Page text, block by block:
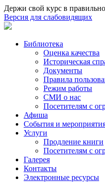
Держи свой курс в
Версия для слабовидящих
Библиотека
Оценка качества
Историческая
Документы
Правила
Режим работы
СМИ о нас
Посетителям с
Афиша
События и
Услуги
Продление книги
Посетителям с
Галерея
Контакты
Электронные ресурсы